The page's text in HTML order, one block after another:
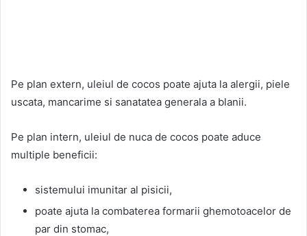
Pe plan extern, uleiul de cocos poate ajuta la alergii, piele
uscata, mancarime si sanatatea generala a blanii.
Pe plan intern, uleiul de nuca de cocos poate aduce
multiple beneficii:
sistemului imunitar al pisicii,
poate ajuta la combaterea formarii ghemotoacelor de
par din stomac,